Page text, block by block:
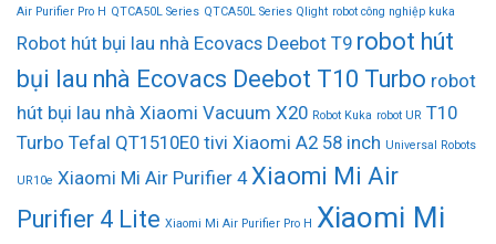
Air Purifier Pro H QTCA50L Series QTCA50L Series Qlight robot công nghiệp kuka
Robot hút bụi lau nhà Ecovacs Deebot T9 robot hút
bụi lau nhà Ecovacs Deebot T10 Turbo robot
hút bụi lau nhà Xiaomi Vacuum X20 Robot Kuka robot UR T10
Turbo Tefal QT1510E0 tivi Xiaomi A2 58 inch Universal Robots
UR10e Xiaomi Mi Air Purifier 4 Xiaomi Mi Air
Purifier 4 Lite Xiaomi Mi Air Purifier Pro H Xiaomi Mi